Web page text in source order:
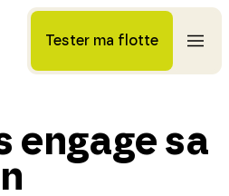
Tester ma flotte
engage sa